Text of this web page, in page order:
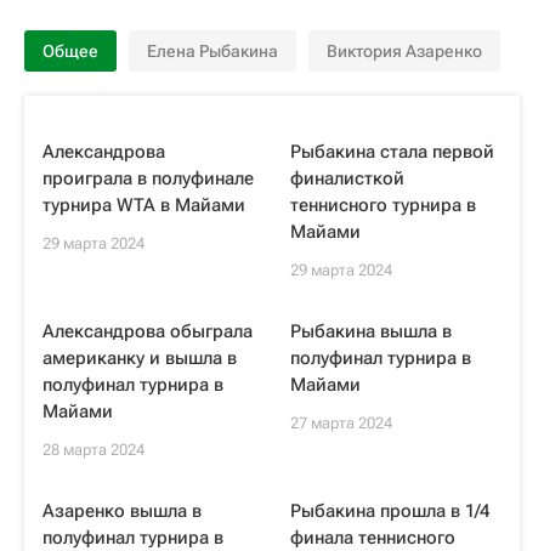
Общее Елена Рыбакина Виктория Азаренко
Александрова
проиграла в полуфинале
турнира WTA в Майами
29 марта 2024
Рыбакина стала первой
финалисткой
теннисного турнира в
Майами
29 марта 2024
Александрова обыграла
американку и вышла в
полуфинал турнира в
Майами
28 марта 2024
Рыбакина вышла в
полуфинал турнира в
Майами
27 марта 2024
Азаренко вышла в
полуфинал турнира в
Рыбакина прошла в 1/4
финала теннисного